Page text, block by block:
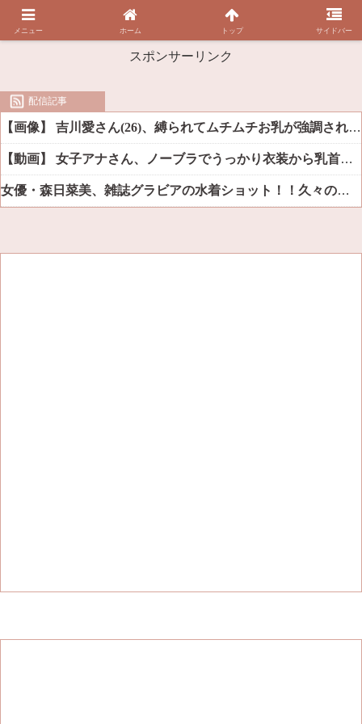
スポンサーリンク
配信記事
【画像】 吉川愛さん(26)、縛られてムチムチお乳が強調されてしまう
【動画】 女子アナさん、ノーブラでうっかり衣装から乳首が透けてしまう放送事故ｗｗｗ
女優・森日菜美、雑誌グラビアの水着ショット！！久々の姿にファン悶絶ｗｗ
メニュー ホーム トップ サイドバー